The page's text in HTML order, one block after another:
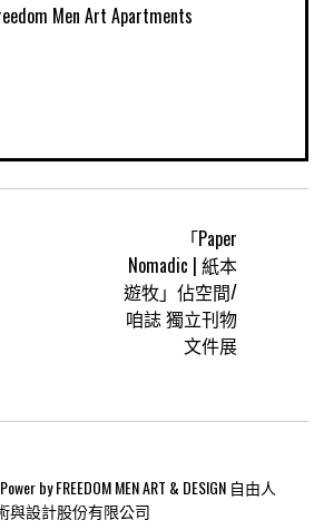
Men Art Apartments
「Paper
Nomadic | 紙本
遊牧」佔空間/
咱誌 獨立刊物
文件展
by FREEDOM MEN ART & DESIGN 自由人
與設計股份有限公司